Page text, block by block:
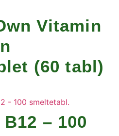
Vitamin
(60 tabl)
– 100